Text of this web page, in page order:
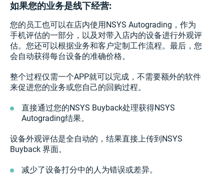
如果您的业务是线下经营:
您的员工也可以在店内使用NSYS Autograding，作为
手机评估的一部分，以及对带入店内的设备进行外观评
估。您还可以根据业务和客户定制工作流程。最后，您
会自动获得每台设备的准确价格。
整个过程仅需一个APP就可以完成，不需要额外的软件
来促进您的业务或您自己的回购过程。
直接通过您的NSYS Buyback处理获得NSYS
Autograding结果。
设备外观评估是全自动的，结果直接上传到NSYS
Buyback 界面。
减少了设备打分中的人为错误或差异。